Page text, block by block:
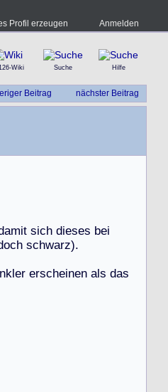
Profil erzeugen Anmelden
Wiki Suche Hilfe
Beitrag nächster Beitrag
amit sich dieses bei
och schwarz).
nkler erscheinen als das